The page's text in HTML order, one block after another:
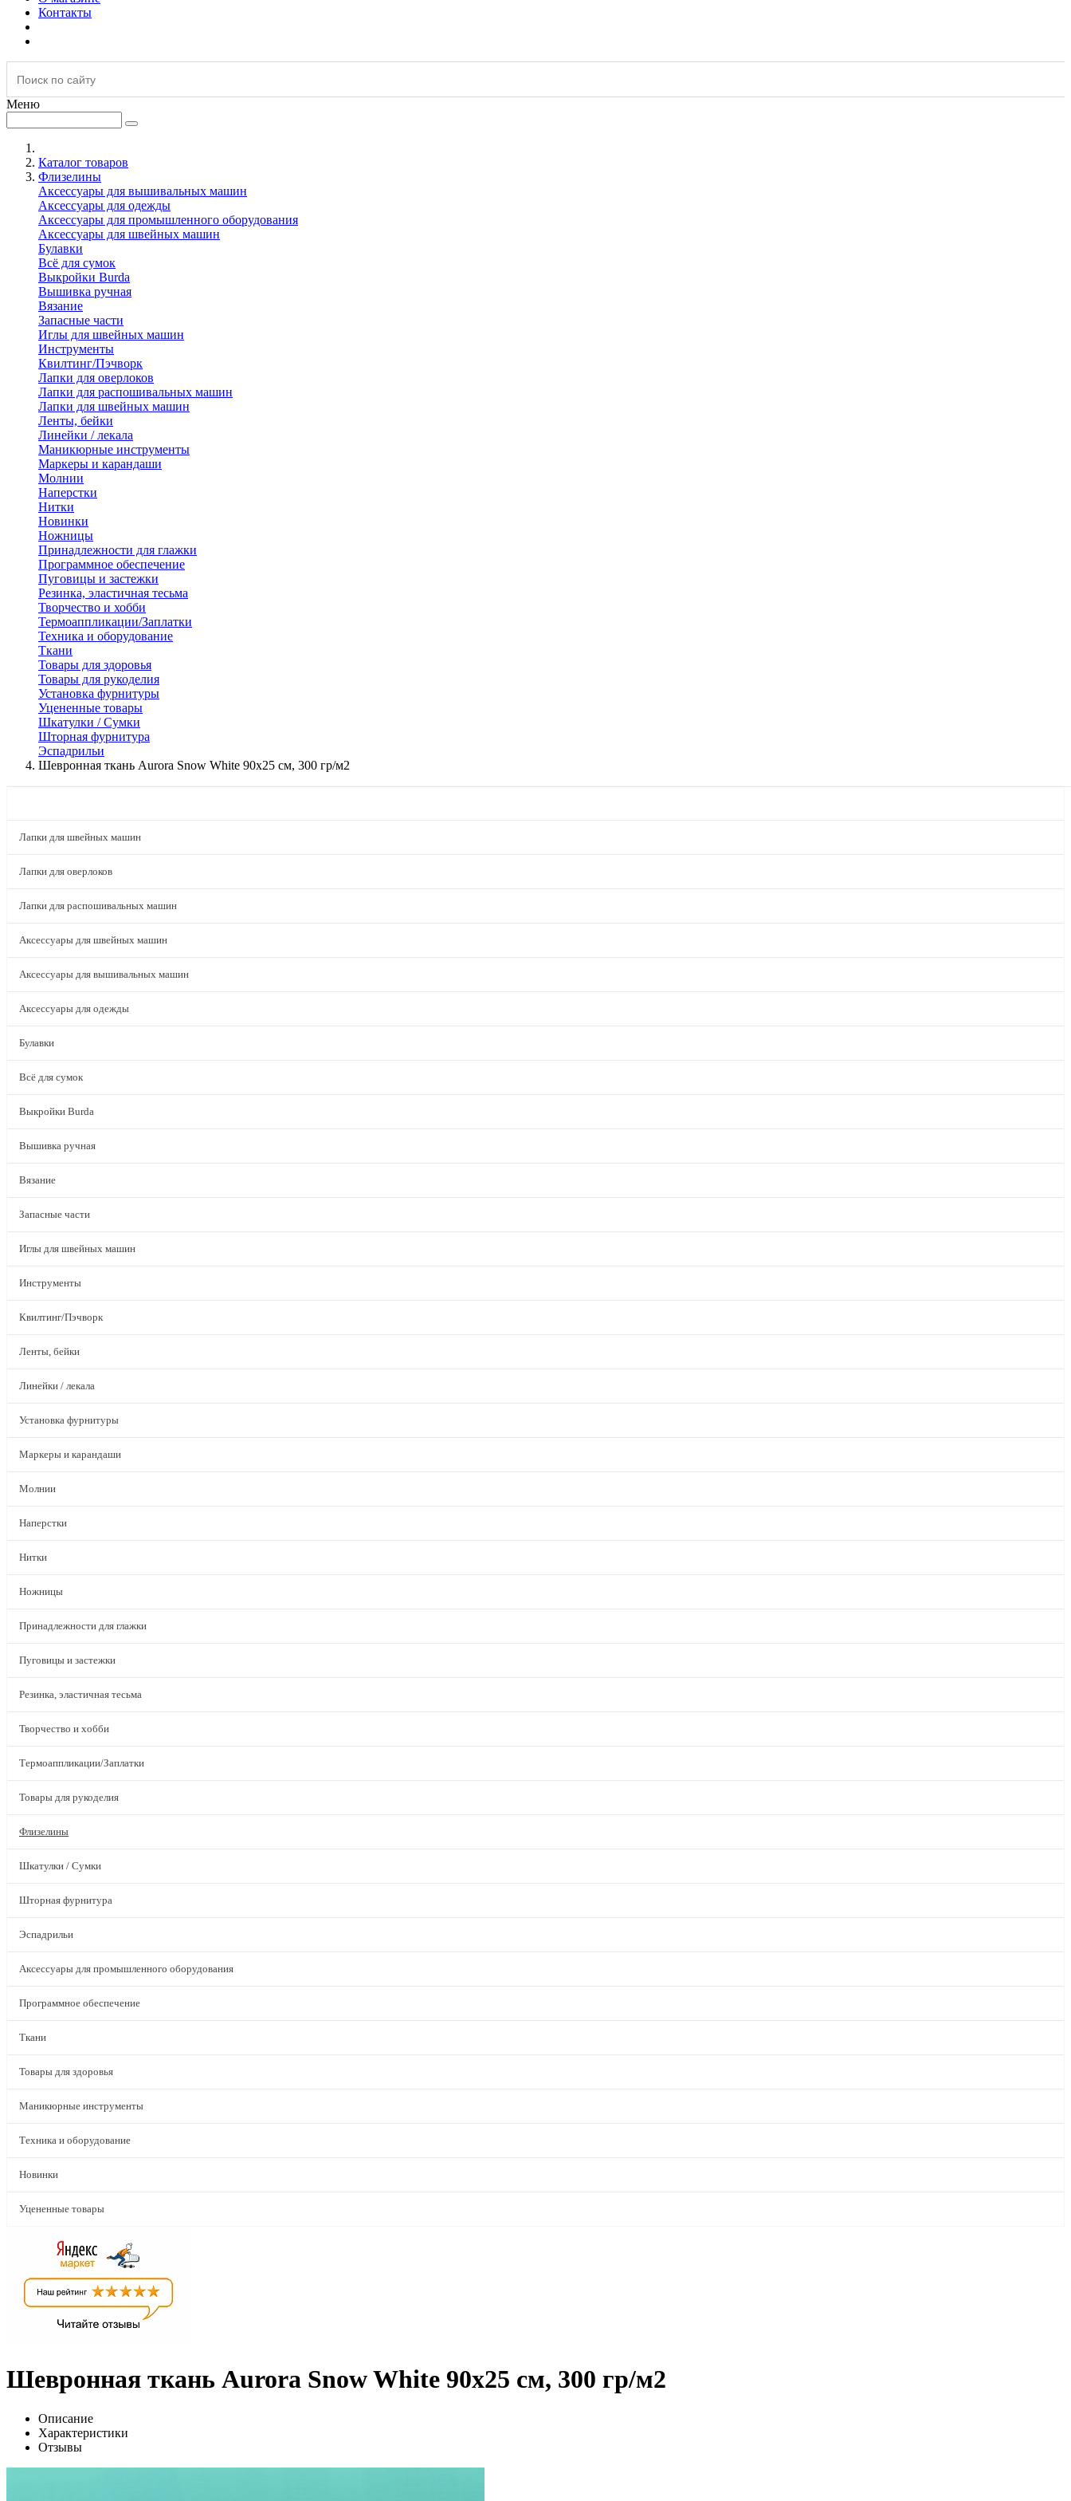
Контакты
Меню
Каталог товаров
Флизелины
Аксессуары для вышивальных машин
Аксессуары для одежды
Аксессуары для промышленного оборудования
Аксессуары для швейных машин
Булавки
Всё для сумок
Выкройки Burda
Вышивка ручная
Вязание
Запасные части
Иглы для швейных машин
Инструменты
Квилтинг/Пэчворк
Лапки для оверлоков
Лапки для распошивальных машин
Лапки для швейных машин
Ленты, бейки
Линейки / лекала
Маникюрные инструменты
Маркеры и карандаши
Молнии
Наперстки
Нитки
Новинки
Ножницы
Принадлежности для глажки
Программное обеспечение
Пуговицы и застежки
Резинка, эластичная тесьма
Творчество и хобби
Термоаппликации/Заплатки
Техника и оборудование
Ткани
Товары для здоровья
Товары для рукоделия
Установка фурнитуры
Уцененные товары
Шкатулки / Сумки
Шторная фурнитура
Эспадрильи
Шевронная ткань Aurora Snow White 90х25 см, 300 гр/м2
Лапки для швейных машин
Лапки для оверлоков
Лапки для распошивальных машин
Аксессуары для швейных машин
Аксессуары для вышивальных машин
Аксессуары для одежды
Булавки
Всё для сумок
Выкройки Burda
Вышивка ручная
Вязание
Запасные части
Иглы для швейных машин
Инструменты
Квилтинг/Пэчворк
Ленты, бейки
Линейки / лекала
Установка фурнитуры
Маркеры и карандаши
Молнии
Наперстки
Нитки
Ножницы
Принадлежности для глажки
Пуговицы и застежки
Резинка, эластичная тесьма
Творчество и хобби
Термоаппликации/Заплатки
Товары для рукоделия
Флизелины
Шкатулки / Сумки
Шторная фурнитура
Эспадрильи
Аксессуары для промышленного оборудования
Программное обеспечение
Ткани
Товары для здоровья
Маникюрные инструменты
Техника и оборудование
Новинки
Уцененные товары
Шевронная ткань Aurora Snow White 90х25 см, 300 гр/м2
Описание
Характеристики
Отзывы